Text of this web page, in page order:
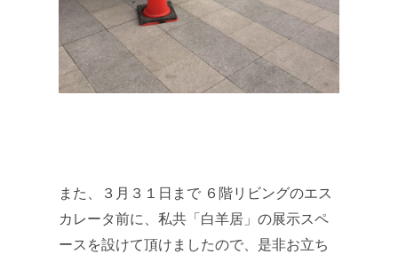
また、３月３１日まで ６階リビングのエス
カレータ前に、私共「白羊居」の展示スペ
ースを設けて頂けましたので、是非お立ち